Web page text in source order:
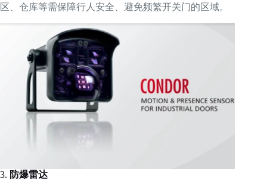
区、仓库等需保障行人安全、避免频繁开关门的区域。
3. 防爆雷达